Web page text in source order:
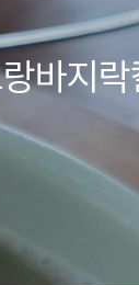
바지락